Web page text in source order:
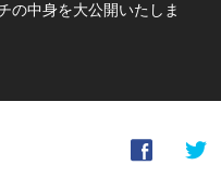
の中身を大公開いたしま